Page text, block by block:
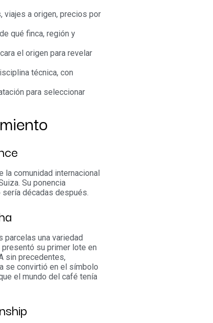
viajes a origen, precios por
qué finca, región y
el origen para revelar
técnica, con
para seleccionar
la comunidad internacional
Su ponencia
décadas después.
parcelas una variedad
su primer lote en
sin precedentes,
se convirtió en el símbolo
el mundo del café tenía